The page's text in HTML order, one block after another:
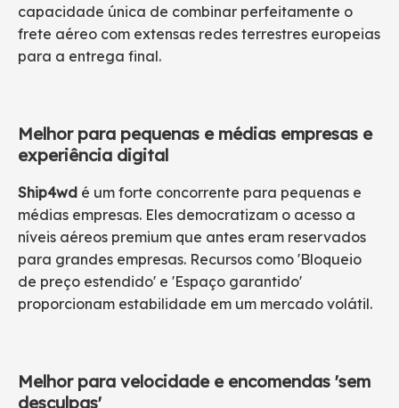
capacidade única de combinar perfeitamente o
frete aéreo com extensas redes terrestres europeias
para a entrega final.
Melhor para pequenas e médias empresas e
experiência digital
Ship4wd é um forte concorrente para pequenas e
médias empresas. Eles democratizam o acesso a
níveis aéreos premium que antes eram reservados
para grandes empresas. Recursos como 'Bloqueio
de preço estendido' e 'Espaço garantido'
proporcionam estabilidade em um mercado volátil.
Melhor para velocidade e encomendas 'sem
desculpas'